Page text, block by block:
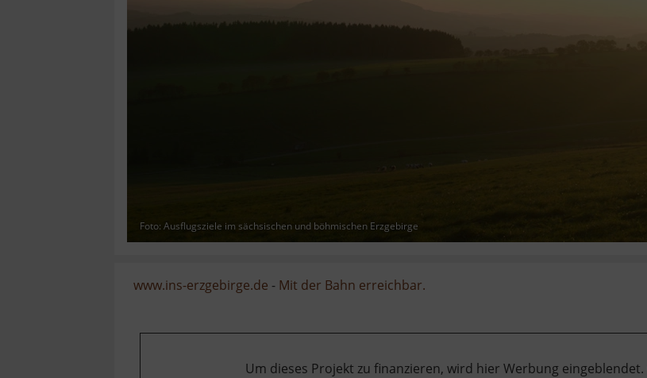
Foto: Ausflugsziele im sächsischen und böhmischen Erzgebirge
www.ins-erzgebirge.de - Mit der Bahn erreichbar.
Um dieses Projekt zu finanzieren, wird hier Werbung eingeblendet.